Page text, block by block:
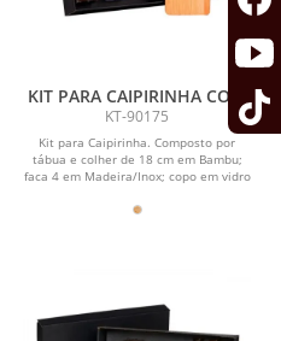
KIT PARA CAIPIRINHA COM
COQUETELEIRA - 5 PÇS
KT-90175
Kit para Caipirinha. Composto por
tábua e colher de 18 cm em Bambu;
faca 4 em Madeira/Inox; copo em vidro